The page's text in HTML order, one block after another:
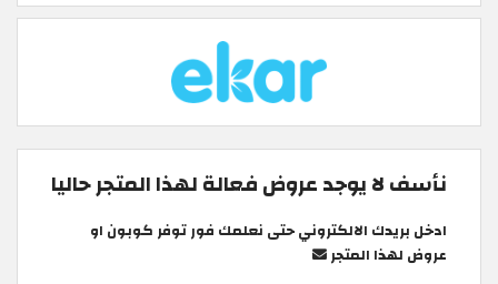
نأسف لا يوجد عروض فعالة لهذا المتجر حاليا
ادخل بريدك الالكتروني حتى نعلمك فور توفر كوبون او
عروض لهذا المتجر